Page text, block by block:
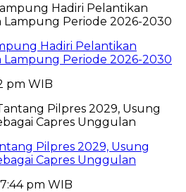
Hadiri Pelantikan
Lampung Periode 2026-2030
pm WIB
Pilpres 2029, Usung
Capres Unggulan
pm WIB